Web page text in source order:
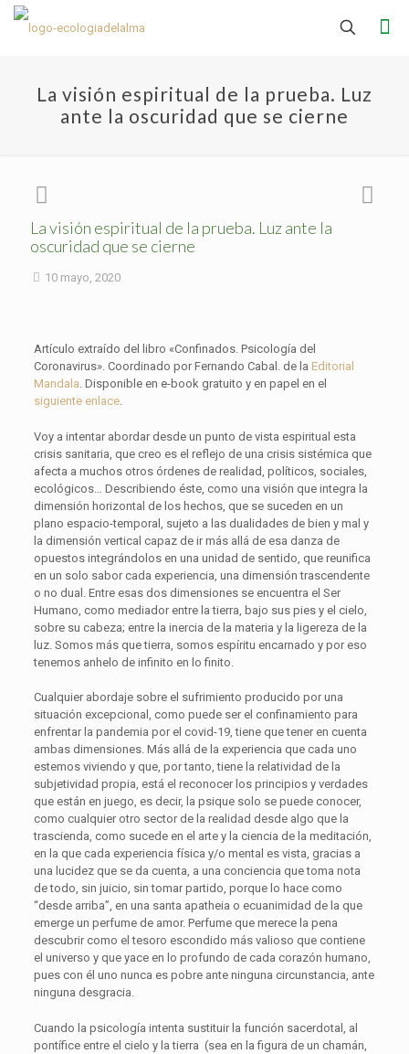
La visión espiritual de la prueba. Luz
ante la oscuridad que se cierne
La visión espiritual de la prueba. Luz ante la
oscuridad que se cierne
10 mayo, 2020
Artículo extraído del libro «Confinados. Psicología del
Coronavirus». Coordinado por Fernando Cabal. de la Editorial
Mandala. Disponible en e-book gratuito y en papel en el
siguiente enlace.
Voy a intentar abordar desde un punto de vista espiritual esta
crisis sanitaria, que creo es el reflejo de una crisis sistémica que
afecta a muchos otros órdenes de realidad, políticos, sociales,
ecológicos… Describiendo éste, como una visión que integra la
dimensión horizontal de los hechos, que se suceden en un
plano espacio-temporal, sujeto a las dualidades de bien y mal y
la dimensión vertical capaz de ir más allá de esa danza de
opuestos integrándolos en una unidad de sentido, que reunifica
en un solo sabor cada experiencia, una dimensión trascendente
o no dual. Entre esas dos dimensiones se encuentra el Ser
Humano, como mediador entre la tierra, bajo sus pies y el cielo,
sobre su cabeza; entre la inercia de la materia y la ligereza de la
luz. Somos más que tierra, somos espíritu encarnado y por eso
tenemos anhelo de infinito en lo finito.
Cualquier abordaje sobre el sufrimiento producido por una
situación excepcional, como puede ser el confinamiento para
enfrentar la pandemia por el covid-19, tiene que tener en cuenta
ambas dimensiones. Más allá de la experiencia que cada uno
estemos viviendo y que, por tanto, tiene la relatividad de la
subjetividad propia, está el reconocer los principios y verdades
que están en juego, es decir, la psique solo se puede conocer,
como cualquier otro sector de la realidad desde algo que la
trascienda, como sucede en el arte y la ciencia de la meditación,
en la que cada experiencia física y/o mental es vista, gracias a
una lucidez que se da cuenta, a una conciencia que toma nota
de todo, sin juicio, sin tomar partido, porque lo hace como
“desde arriba”, en una santa apatheia o ecuanimidad de la que
emerge un perfume de amor. Perfume que merece la pena
descubrir como el tesoro escondido más valioso que contiene
el universo y que yace en lo profundo de cada corazón humano,
pues con él uno nunca es pobre ante ninguna circunstancia, ante
ninguna desgracia.
Cuando la psicología intenta sustituir la función sacerdotal, al
pontífice entre el cielo y la tierra (sea en la figura de un chamán,